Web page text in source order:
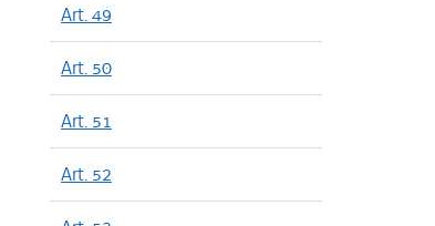
Art. 49
Art. 50
Art. 51
Art. 52